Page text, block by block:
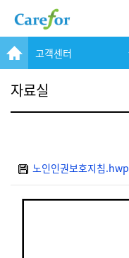
고객센터
자료실
노인인권보호지침.hwp